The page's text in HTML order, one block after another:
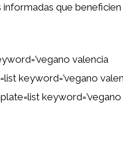
que
valencia
keyword=’vegano